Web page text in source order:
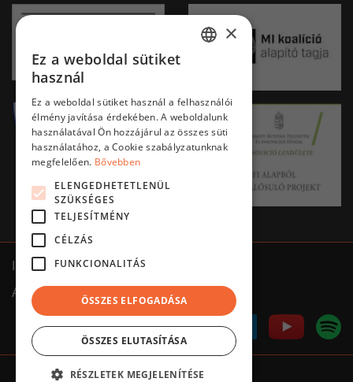
Impresszum
ÁSZF
Adatkezelés tájékoztató
×
Ez a weboldal sütiket
használ
Ez a weboldal sütiket használ a felhasználói
élmény javítása érdekében. A weboldalunk
használatával Ön hozzájárul az összes süti
használatához, a Cookie szabályzatunknak
megfelelően. Bővebben
ELENGEDHETETLENÜL
SZÜKSÉGES
TELJESÍTMÉNY
CÉLZÁS
FUNKCIONALITÁS
ÖSSZES ELFOGADÁSA
ÖSSZES ELUTASÍTÁSA
RÉSZLETEK MEGJELENÍTÉSE